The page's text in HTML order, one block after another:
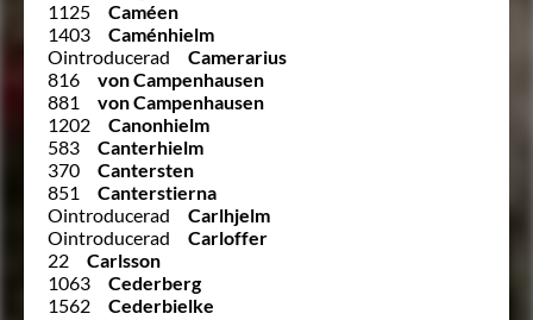
1125
Caméen
1403
Caménhielm
Ointroducerad
Camerarius
816
von Campenhausen
881
von Campenhausen
1202
Canonhielm
583
Canterhielm
370
Cantersten
851
Canterstierna
Ointroducerad
Carlhjelm
Ointroducerad
Carloffer
22
Carlsson
1063
Cederberg
1562
Cederbielke